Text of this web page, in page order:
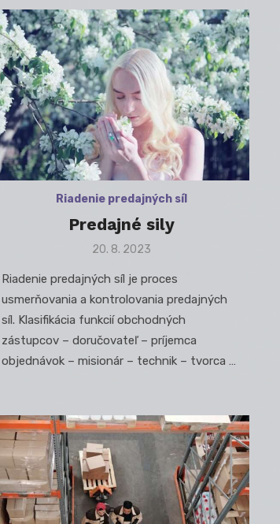
Riadenie predajných síl
Predajné sily
Posted
20. 8. 2023
Riadenie predajných síl je proces
usmerňovania a kontrolovania predajných
síl. Klasifikácia funkcií obchodných
zástupcov – doručovateľ – príjemca
objednávok – misionár – technik – tvorca …